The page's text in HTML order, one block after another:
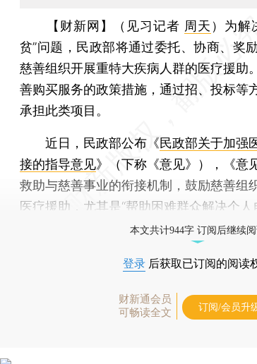
【财新网】（见习记者 周天 ） 为解
贫”问题，民政部将通过委托、协商、奖
慈善组织开展重特大疾病人群的医疗援助
善购买服务的政策措施，通过招、投标等
承担此类项目。
近日，民政部公布《民政部关于加强
接的指导意见》（下称《意见》），《意
救助与慈善事业的衔接机制，鼓励慈善组
医疗援助，尤其是“帮助困难群众解决个人
本文共计944字 订阅后继续
登录 后获取已订阅的阅读
财新通会员
可畅读全文
订阅/会员升